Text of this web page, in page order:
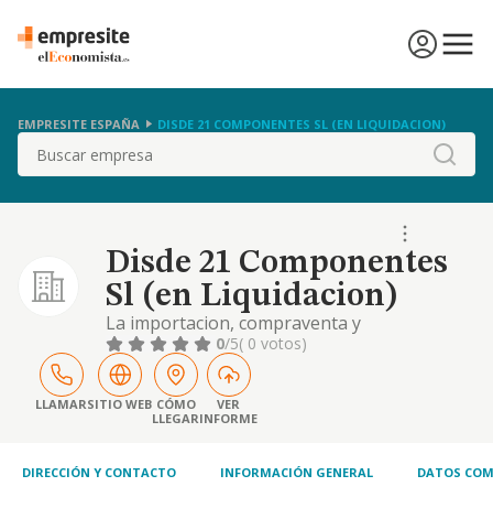
EMPRESITE ESPAÑA DISDE 21 COMPONENTES SL (EN LIQUIDACION)
Buscar
Disde 21 Componentes
Sl (en Liquidacion)
La importacion, compraventa y
comercializacion de toda clase de vehiculos
automoviles..
0/5( 0 votos)
LLAMARSITIO WEB CÓMO
LLEGAR
VER
INFORME
DIRECCIÓN Y CONTACTO INFORMACIÓN GENERAL DATOS